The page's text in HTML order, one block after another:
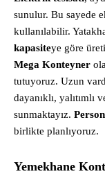
sunulur. Bu sayede
kullanılabilir.
kapasiteye göre
Mega Konteyner
tutuyoruz. Uzun
dayanıklı, yalıtımlı
sunmaktayız.
birlikte planlıyoruz.
Yemekhane